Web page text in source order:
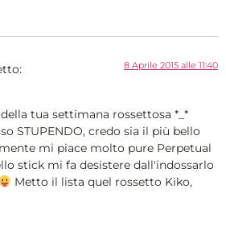
8 Aprile 2015 alle 11:40
tua settimana rossettosa *_*
STUPENDO, credo sia il più bello
mi piace molto pure Perpetual
stick mi fa desistere dall'indossarlo
Metto il lista quel rossetto Kiko,